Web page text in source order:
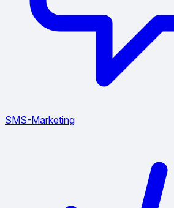
SMS-Marketing